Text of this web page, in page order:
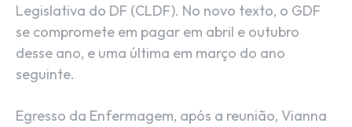
Legislativa do DF (CLDF). No novo texto, o GDF
se compromete em pagar em abril e outubro
desse ano, e uma última em março do ano
seguinte.
Egresso da Enfermagem, após a reunião, Vianna